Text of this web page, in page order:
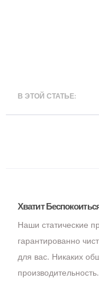
В ЭТОЙ СТАТЬЕ:
Хватит
Наши статические
гарантированно
для вас. Никаких
производительность.